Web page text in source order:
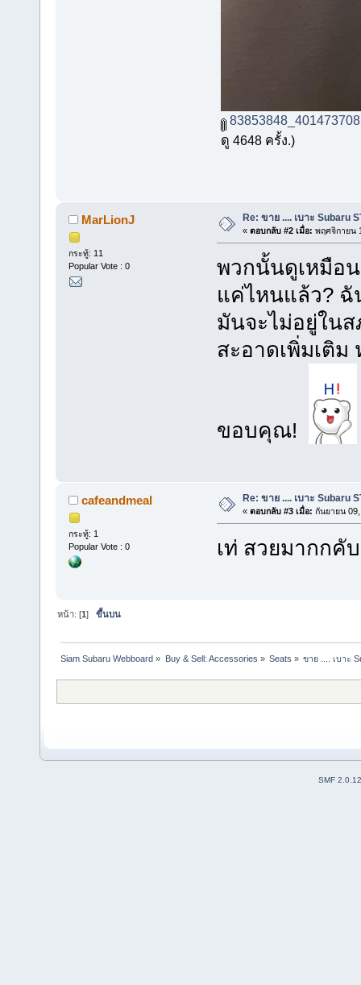
ดู 4648 ครั้ง.)
MarLionJ
กระทู้: 11
Popular Vote : 0
Re: ขาย .... เบาะ Subaru
« ตอบกลับ #2 เมื่อ: พฤศจิกายน
พวกนั้นดูเหมือ
แค่ไหนแล้ว? ฉั
มันจะไม่อยู่ใน
สะอาดเพิ่มเติ
ขอบคุณ!
cafeandmeal
กระทู้: 1
Popular Vote : 0
Re: ขาย .... เบาะ Subaru
« ตอบกลับ #3 เมื่อ: กันยายน
เท่ สวยมากกคั
หน้า: [1]ขึ้นบน
Siam Subaru Webboard » Buy & Sell: Accessories » Seats » ขาย .... เบาะ
SMF 2.0.12